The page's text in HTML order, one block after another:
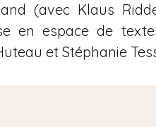
(avec Klaus
en espace de
et Stéphanie